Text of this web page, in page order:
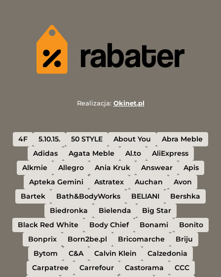
Realizacja: Okinet.pl
4F 5.10.15. 50 STYLE About You
Abra Meble
Adidas
Agata Meble Al.to
AliExpress
Alkmie
Allegro Ania Kruk Answear
Apis
Apteka Gemini
Astratex Auchan
Avon
Bartek
Bath&BodyWorks BELIANI
Bershka
Biedronka
Bielenda
Big Star
Black Red White
Body Chief Bonami
Bonito
Bonprix
Born2be.pl Bricomarche
Briju
Bytom
C&A Calvin Klein
Calzedonia
Carpatree
Carrefour Castorama CCC